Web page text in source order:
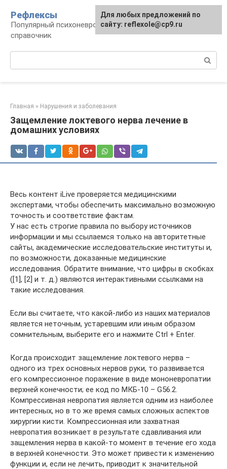
контенту
Рефлексы
Популярный психоневрологический
справочник
Главная » Нарушения и заболевания
Защемление локтевого нерва лечение в
домашних условиях
Весь контент iLive проверяется медицинскими
экспертами, чтобы обеспечить максимально возможную
точность и соответствие фактам.
У нас есть строгие правила по выбору источников
информации и мы ссылаемся только на авторитетные
сайты, академические исследовательские институты и,
по возможности, доказанные медицинские
исследования. Обратите внимание, что цифры в скобках
([1], [2] и т. д.) являются интерактивными ссылками на
такие исследования.
Если вы считаете, что какой-либо из наших материалов
является неточным, устаревшим или иным образом
сомнительным, выберите его и нажмите Ctrl + Enter.
Когда происходит защемление локтевого нерва –
одного из трех основных нервов руки, то развивается
его компрессионное поражение в виде мононевропатии
верхней конечности; ее код по МКБ-10 – G56.2.
Компрессивная невропатия является одним из наиболее
интересных, но в то же время самых сложных аспектов
хирургии кисти. Компрессионная или захватная
невропатия возникает в результате сдавливания или
защемления нерва в какой-то момент в течение его хода
в верхней конечности. Это может привести к изменению
функции и, если не лечить, приводит к значительной
Для любых предложений по
сайту: reflexole@cp9.ru